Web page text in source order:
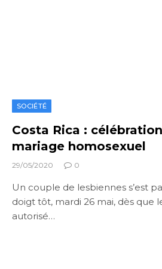
SOCIÉTÉ
Costa Rica :
mariage homosexuel
29/05/2020 0
Un couple de lesbiennes s’est
doigt tôt, mardi 26 mai, dès que
autorisé…